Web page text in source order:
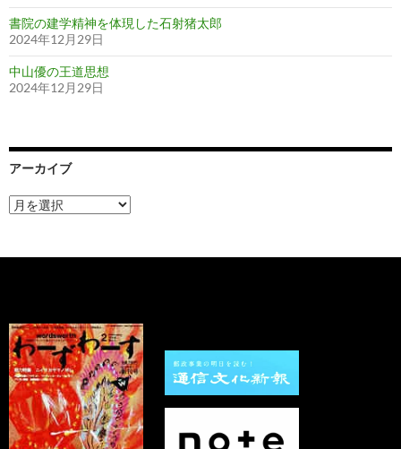
書院の建学精神を体現した石射猪太郎
2024年12月29日
中山優の王道思想
2024年12月29日
アーカイブ
ア
ー